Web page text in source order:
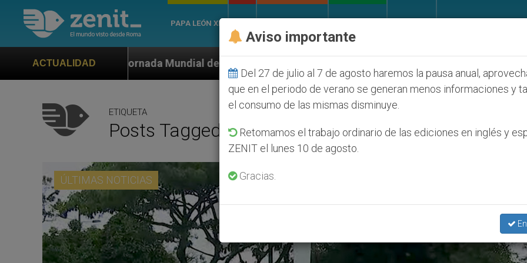
PAPA LEÓN XIV
ACTUALIDAD
Mundial de la Juventud Seúl 2027 ONU se pronuncia ante caso de obispo católico
ETIQUETA
Posts Tagged ‘villavicencio’
ÚLTIMAS NOTICIAS
Aviso importante
Del 27 de julio al 7 de agosto haremos la pausa anual,
que en el periodo de verano se generan menos informaciones y
el consumo de las mismas disminuye.
Retomamos el trabajo ordinario de las ediciones en inglés y
ZENIT el lunes 10 de agosto.
Gracias.